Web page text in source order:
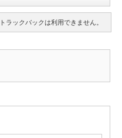
トラックバックは利用できません。